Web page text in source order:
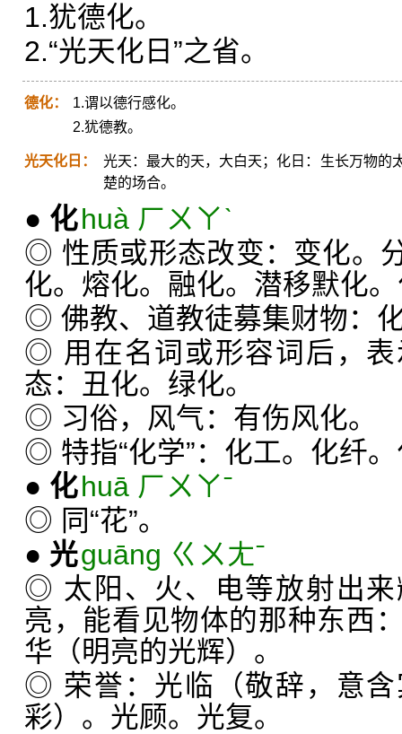
1.犹德化。
2.“光天化日”之省。
德化：
1.谓以德行感化。
2.犹德教。
光天化日：
光天：最大的天，大白天；化日：生长万物的
楚的场合。
● 化huà ㄏㄨㄚˋ
◎ 性质或形态改变：变化。
化。熔化。融化。潜移默化
◎ 佛教、道教徒募集财物：
◎ 用在名词或形容词后，
态：丑化。绿化。
◎ 习俗，风气：有伤风化。
◎ 特指“化学”：化工。化纤
● 化huā ㄏㄨㄚˉ
◎ 同“花”。
● 光guāng ㄍㄨㄤˉ
◎ 太阳、火、电等放射出
亮，能看见物体的那种东西
华（明亮的光辉）。
◎ 荣誉：光临（敬辞，意
彩）。光顾。光复。